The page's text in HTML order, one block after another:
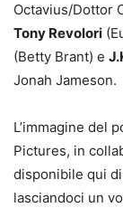
Octavius/Dottor
Tony Revolori
(Betty Brant) e
Jonah Jameson.
L’immagine del
Pictures, in
disponibile qui
lasciandoci un